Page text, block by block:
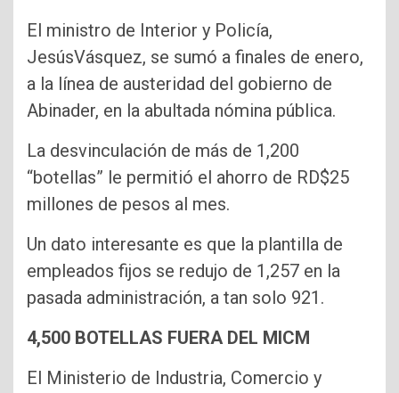
El ministro de Interior y Policía,
JesúsVásquez, se sumó a finales de enero,
a la línea de austeridad del gobierno de
Abinader, en la abultada nómina pública.
La desvinculación de más de 1,200
“botellas” le permitió el ahorro de RD$25
millones de pesos al mes.
Un dato interesante es que la plantilla de
empleados fijos se redujo de 1,257 en la
pasada administración, a tan solo 921.
4,500 BOTELLAS FUERA DEL MICM
El Ministerio de Industria, Comercio y